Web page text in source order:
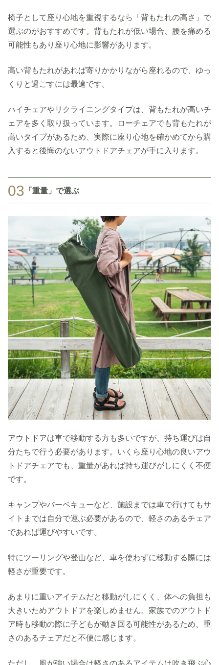
椅子として座り心地を重視するなら「背もたれの高さ」で
選ぶのがおすすめです。背もたれが低い場合、腰を痛める
可能性もあり座り心地に影響があります。
高い背もたれがあれば寄りかかりながら座れるので、ゆっ
くりと過ごすには最適です。
ハイチェアやリクライニングタイプは、背もたれが高いチ
ェアを多く取り扱っています。ローチェアでも背もたれが
高いタイプがあるため、実際に座り心地を確かめてから購
入すると後悔のないアウトドアチェアが手に入ります。
03 「重量」で選ぶ
アウトドアは車で移動する方も多いですが、持ち運びは自
分たちで行う必要があります。いくら座り心地の良いアウ
トドアチェアでも、重量があれば持ち運びがしにくく不便
です。
キャンプやバーベキューなど、施設までは車で行けてもサ
イトまでは自分で運ぶ必要があるので、軽さのあるチェア
であれば運びやすいです。
特にツーリングや登山など、車を使わずに移動する際には
軽さが重要です。
あまりに重いアイテムだと移動がしにくく、体への負担も
大きいためアウトドアを楽しめません。家族でのアウトド
ア時も移動の際に子どもが動き回る可能性があるため、重
さのあるチェアだと不便に感じます。
ただし、風が強い場合は軽さのあるアイテムは吹き飛ぶ心